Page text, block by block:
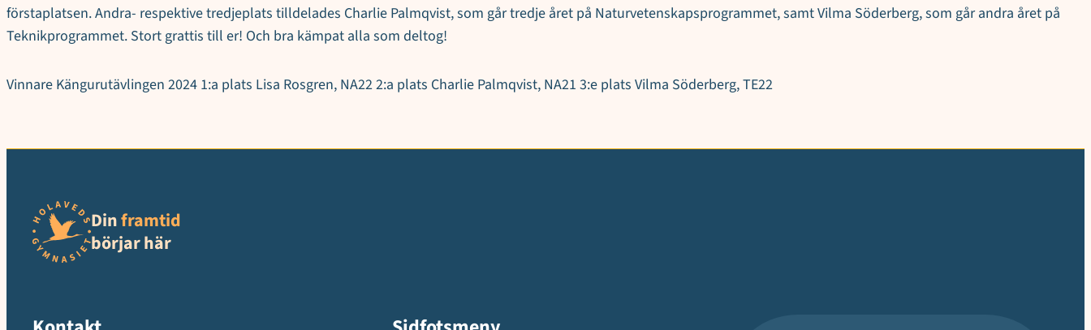
förstaplatsen. Andra- respektive tredjeplats tilldelades Charlie Palmqvist, som går tredje året på Naturvetenskapsprogrammet, samt Vilma Söderberg, som går andra året på
Teknikprogrammet. Stort grattis till er! Och bra kämpat alla som deltog!
Vinnare Kängurutävlingen 2024 1:a plats Lisa Rosgren, NA22 2:a plats Charlie Palmqvist, NA21 3:e plats Vilma Söderberg, TE22
Dinframtid
börjar här